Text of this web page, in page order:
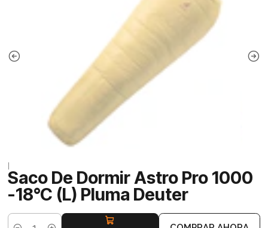
Saco De Dormir Astro Pro 1000
-18°C (L) Pluma Deuter